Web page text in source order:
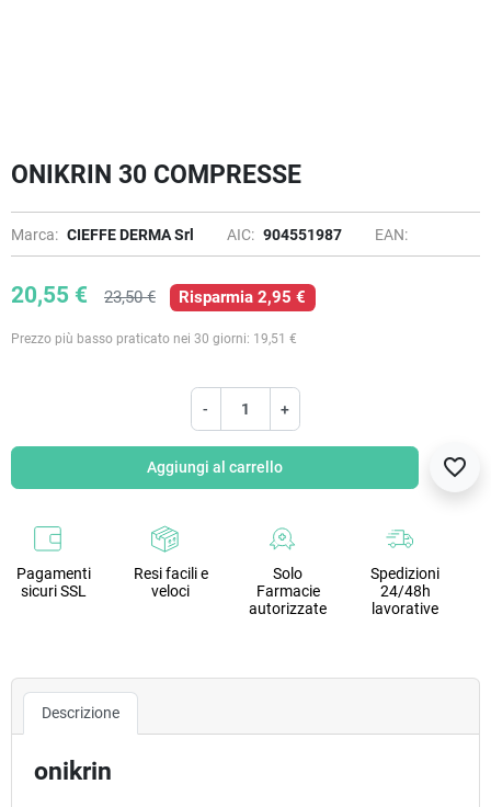
ONIKRIN 30 COMPRESSE
Marca: CIEFFE DERMA Srl AIC: 904551987 EAN:
20,55 € 23,50 € Risparmia 2,95 €
Prezzo più basso praticato nei 30 giorni: 19,51 €
- +
Aggiungi al carrello favorite_border
Pagamenti
sicuri SSL
Resi facili e
veloci
Solo
Farmacie
autorizzate
Spedizioni
24/48h
lavorative
Descrizione
onikrin